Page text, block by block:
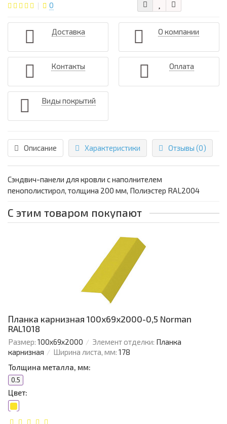
0
Доставка О компании
Контакты Оплата
Виды покрытий
Описание Характеристики Отзывы (0)
Сэндвич-панели для кровли с наполнителем
пенополистирол, толщина 200 мм, Полиэстер RAL2004
С этим товаром покупают
Планка карнизная 100х69х2000-0,5 Norman
RAL1018
Размер: 100х69х2000 Элемент отделки: Планка
карнизная
Ширина листа, мм: 178
Толщина металла, мм:
0.5
Цвет: